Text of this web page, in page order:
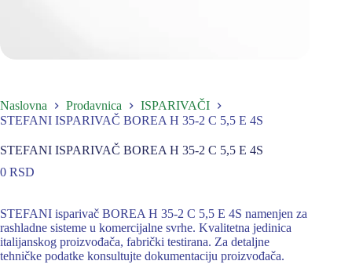
Naslovna Prodavnica
ISPARIVAČI
STEFANI ISPARIVAČ BOREA H 35-2 C 5,5 E 4S
STEFANI ISPARIVAČ BOREA H 35-2 C 5,5 E 4S
0 RSD
STEFANI isparivač BOREA H 35-2 C 5,5 E 4S namenjen za
rashladne sisteme u komercijalne svrhe. Kvalitetna jedinica
italijanskog proizvođača, fabrički testirana. Za detaljne
tehničke podatke konsultujte dokumentaciju proizvođača.